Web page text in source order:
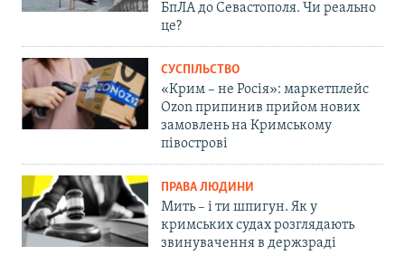
БпЛА до Севастополя. Чи реально
це?
СУСПІЛЬСТВО
«Крим – не Росія»: маркетплейс
Ozon припинив прийом нових
замовлень на Кримському
півострові
ПРАВА ЛЮДИНИ
Мить – і ти шпигун. Як у
кримських судах розглядають
звинувачення в держзраді